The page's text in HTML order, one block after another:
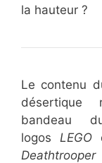
la hauteur ?
Le contenu
désertique
bandeau
logos LEGO
Deathtrooper